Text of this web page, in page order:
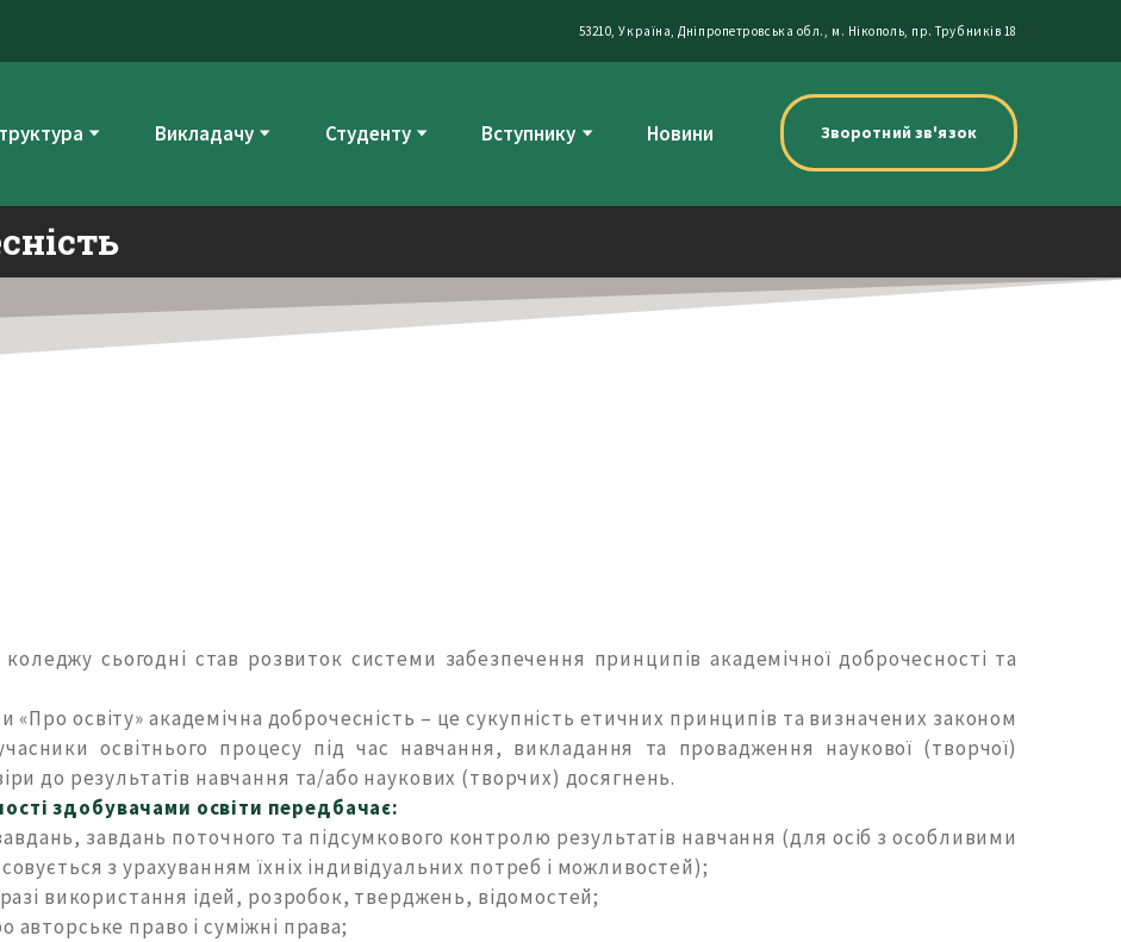
53210, Україна, Дніпропетровська обл., м. Нікополь, пр. Трубників 18
Викладачу Студенту Вступнику Новини Зворотний зв'язок
коледжу сьогодні став розвиток системи забезпечення принципів академічної доброчесності та
«Про освіту» академічна доброчесність – це сукупність етичних принципів та визначених законом
освітнього процесу під час навчання, викладання та провадження наукової (творчої)
до результатів навчання та/або наукових (творчих) досягнень.
здобувачами освіти передбачає:
завдань поточного та підсумкового контролю результатів навчання (для осіб з особливими
з урахуванням їхніх індивідуальних потреб і можливостей);
використання ідей, розробок, тверджень, відомостей;
право і суміжні права;